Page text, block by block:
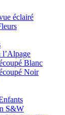
éclairé
l’Alpage
Blanc
Noir
S&W